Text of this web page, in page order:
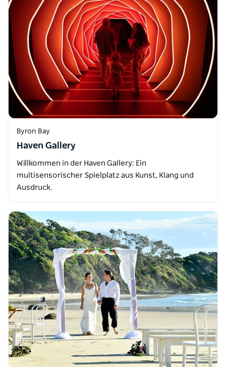
Byron Bay
Haven Gallery
Willkommen in der Haven Gallery: Ein
multisensorischer Spielplatz aus Kunst, Klang und
Ausdruck.